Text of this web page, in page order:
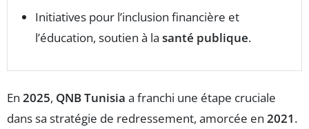
Initiatives pour l’inclusion financière et
l’éducation, soutien à la santé publique.
En 2025, QNB Tunisia a franchi une étape cruciale
dans sa stratégie de redressement, amorcée en 2021.